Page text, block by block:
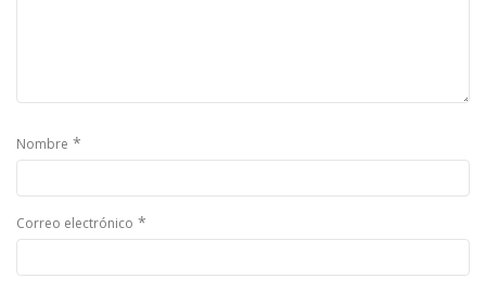
Nombre *
Correo electrónico *